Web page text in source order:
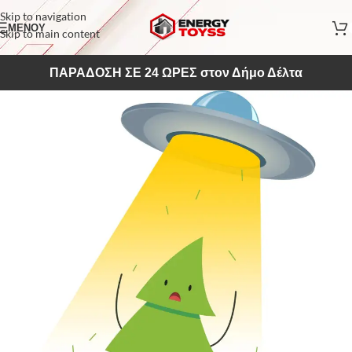
Skip to navigation
Skip to main content
ΜΕΝΟΥ
ΠΑΡΑΔΟΣΗ ΣΕ 24 ΩΡΕΣ στον Δήμο Δέλτα